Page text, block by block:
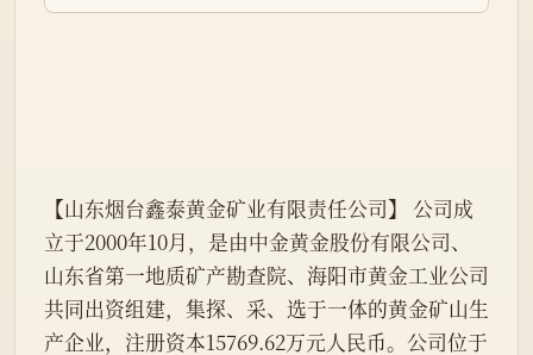
【山东烟台鑫泰黄金矿业有限责任公司】 公司成
立于2000年10月，是由中金黄金股份有限公司、
山东省第一地质矿产勘查院、海阳市黄金工业公司
共同出资组建，集探、采、选于一体的黄金矿山生
产企业，注册资本15769.62万元人民币。公司位于